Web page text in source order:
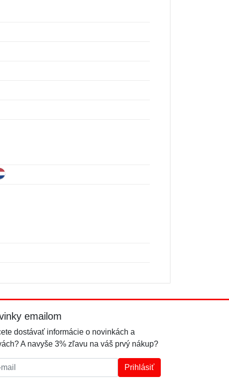
emailom
dostávať informácie o novinkách a
A navyše 3% zľavu na váš prvý nákup?
Prihlásiť